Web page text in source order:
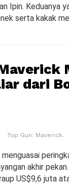
Ipin. Keduanya
serta kakak
dari
Top Gun: Maverick.
menguasai
akhir
US$9,6 juta